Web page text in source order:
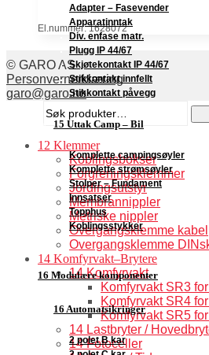
Adapter – Fasevender
Apparatinntak
Div. enfase matr.
Plugg IP 44/67
Skjøtekontakt IP 44/67
Stikkontakt innfellt
Stikkontakt påvegg
15 Uttak Camp – Bil
Komplette campingsøyler
Komplette strømsøyler
Stolper – Fundament
Innsatser
Topphus
Koblingsstykker
16 Modulære komponenter
16 Automatsikringer
2 polet B kar
El.nummer: 1628072
© GARO AS
Personvernerklæring
garo@garo.no
Søk
etter:
12 Klemmer
Koblingsbokser
Forgreningsklemmer
Jordingsutstyr
Membrannippler
Metriske nippler
Overgangsklemme kabel
Overgangsklemme
14 Komfyrvakt–Brytere
14 Komfyrvakt
Komfyrvakt SR3
Komfyrvakt SR4
Komfyrvakt SR5
14 Lastbryter /
14 Fotoceller